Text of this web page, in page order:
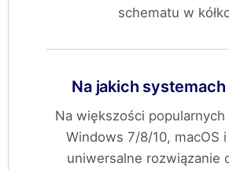
schematu w
Na jakich systemach
Na większości
Windows 7/8/10, macOS
uniwersalne rozwiązanie